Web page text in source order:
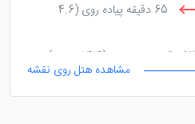
65 دقیقه پیاده روی
(4.6
52 دقیقه پیاده روی (4.4 کیلومتر)
مشاهده هتل روی نقشه